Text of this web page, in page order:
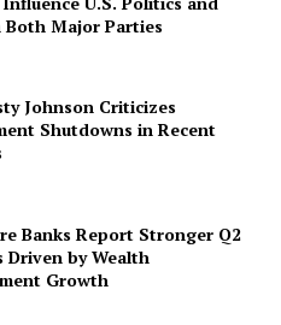
Both Major Parties
Johnson Criticizes
Shutdowns in Recent
Banks Report Stronger Q2
Driven by Wealth
Growth